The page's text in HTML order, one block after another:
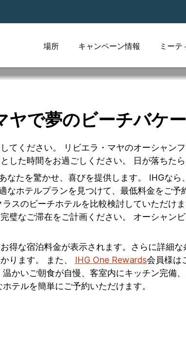
場所 キャンペーン情報 ミーテ
・ビーチ
ヤで夢のビーチバケ
てください。 リビエラ・マヤのオーシャン
した時間をお過ごしください。 日が落ちた
なたを驚かせ、喜びを提供します。 IHGなら
なホテルプランを見つけて、最低料金をご
スのビーチホテルを比較検討していただけ
璧なご滞在をご計画ください。 オーシャン
得な宿泊料金が表示されます。さらに詳細
ります。 また、 IHG One Rewards会員様は
かいご朝食が自慢、客室内にキッチン完備
テルを簡単にご予約いただけます。